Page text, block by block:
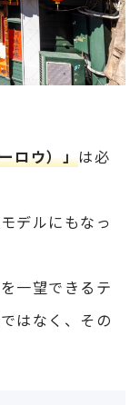
ロウ）」は必
デルにもなっ
一望できるテ
はなく、その